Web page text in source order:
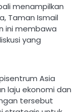
menampilkan
Taman Ismail
ini membawa
yang
Asia
laju ekonomi dan
tersebut